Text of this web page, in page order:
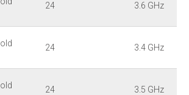
24 3.6 GHz
24 3.4 GHz
24 3.5 GHz